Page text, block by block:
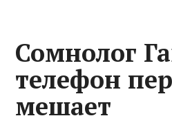
Сомнолог
телефон
мешает